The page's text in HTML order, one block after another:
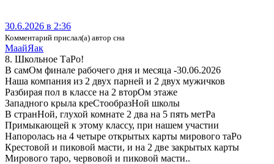
30.6.2026 в 2:36
Комментарий прислал(а) автор сна
МаайЯак
8. Школьное ТаРо!
В самОм финале рабочего дня и месяца -30.06.2026
Наша компания из 2 двух парней и 2 двух мужичков
Разбирая пол в классе на 2 вторОм этаже
Западного крыла креСтообразНой школы
В странНой, глухой комнате 2 два на 5 пять метРа
Примыкающей к этому классу, при нашем участии
Напоролась на 4 четыре открытых карты мирового таРо
Крестовой и пиковой масти, и на 2 две закрытых карты
Мирового таро, червовой и пиковой масти..